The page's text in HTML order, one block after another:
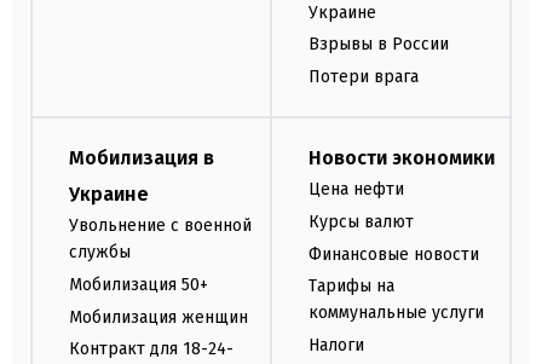
Украине
Взрывы в России
Потери врага
Мобилизация в
Украине
Увольнение с военной
службы
Мобилизация 50+
Мобилизация женщин
Контракт для 18-24-
Новости экономики
Цена нефти
Курсы валют
Финансовые новости
Тарифы на
коммунальные услуги
Налоги